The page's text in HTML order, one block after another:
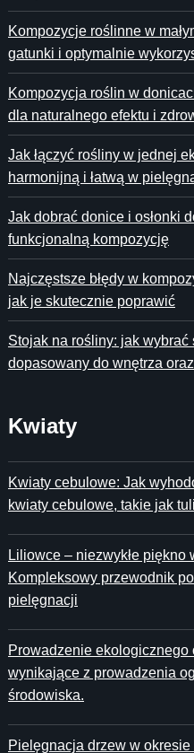
Kompozycje roślinne w
gatunki i optymalnie
Kompozycja roślin w
dla naturalnego efektu i
Jak łączyć rośliny w jednej
harmonijną i łatwą w
Jak dobrać donice i osłonki
funkcjonalną kompozycję
Najczęstsze błędy w
jak je skutecznie poprawić
Stojak na rośliny: jak
dopasowany do wnętrza
Kwiaty
Kwiaty cebulowe: Jak
kwiaty cebulowe, takie jak
Liliowce – niezwykłe piękno
Kompleksowy przewodnik
pielęgnacji
Prowadzenie ekologicznego
wynikające z prowadzenia
środowiska.
Pielęgnacja drzew w